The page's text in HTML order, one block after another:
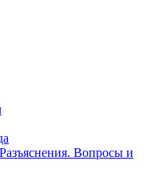
Вопросы и